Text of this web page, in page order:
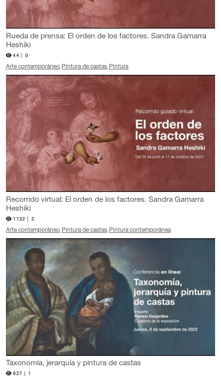
Rueda de prensa: El orden de los factores. Sandra Gamarra
Heshiki
44 | 0
Arte contemporáneo Pintura de castas Pintura
Recorrido virtual: El orden de los factores. Sandra Gamarra
Heshiki
1132 | 2
Arte contemporáneo Pintura de castas Pintura contemporánea
Taxonomía, jerarquía y pintura de castas
927 | 1